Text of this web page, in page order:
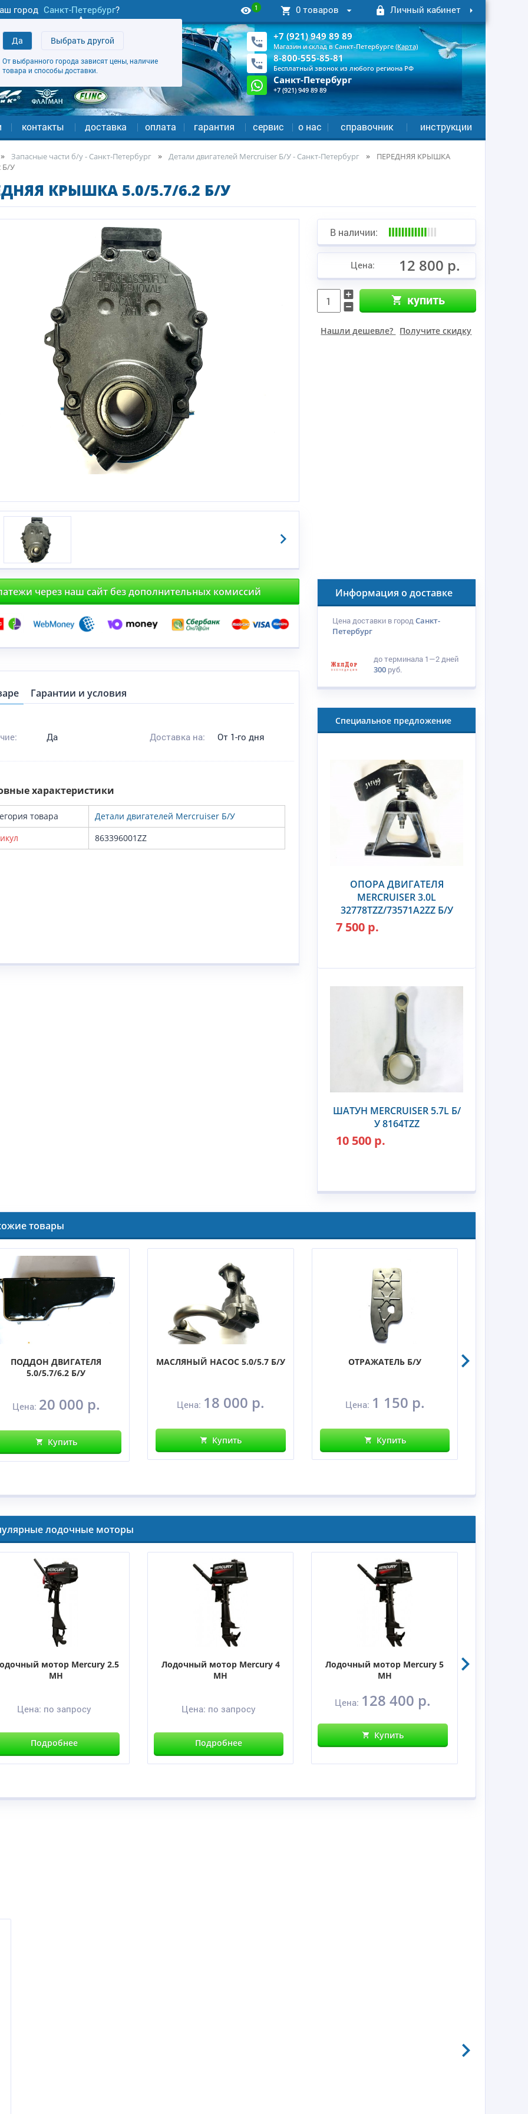
город Санкт-Петербург?
Да Выбрать другой
От выбранного города зависят цены, наличие
товара и способы доставки.
1 0 товаров Личный кабинет
+7 (921) 949 89 89
Магазин и склад в Санкт-Петербурге (Карта)
8-800-555-85-81
Бесплатный звонок из любого региона РФ
Санкт-Петербург
+7 (921) 949 89 89
контакты доставка оплата гарантия сервис о нас справочник инструкции
Запасные части б/у - Санкт-Петербург Детали двигателей Mercruiser Б/У - Санкт-Петербург
ПЕРЕДНЯЯ КРЫШКА
Б/У
КРЫШКА 5.0/5.7/6.2 Б/У
В наличии:
Цена: 12 800 р.
купить
Нашли дешевле? Получите скидку
через наш сайт без дополнительных комиссий
Гарантии и условия
Да Доставка на: От 1-го дня
характеристики
товара
Детали двигателей Mercruiser Б/У
863396001ZZ
Информация о доставке
Цена доставки в городСанкт-
Петербург
до терминала 1—2 дней
300 руб.
Специальное предложение
ОПОРА ДВИГАТЕЛЯ
MERCRUISER 3.0L
32778TZZ/73571A2ZZ Б/У
7 500 р.
ШАТУН MERCRUISER 5.7L Б/
У 8164TZZ
10 500 р.
товары
ПОДДОН ДВИГАТЕЛЯ
5.0/5.7/6.2 Б/У
Цена: 20 000 р.
Купить
МАСЛЯНЫЙ НАСОС 5.0/5.7 Б/У
Цена: 18 000 р.
Купить
ОТРАЖАТЕЛЬ Б/У
Цена: 1 150 р.
Купить
лодочные моторы
мотор Mercury 2.5
MH
Цена: по запросу
Подробнее
Лодочный мотор Mercury 4
MH
Цена: по запросу
Подробнее
Лодочный мотор Mercury 5
MH
Цена: 128 400 р.
Купить